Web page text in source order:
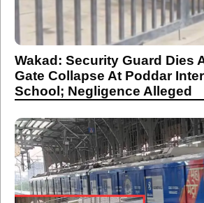
Wakad: Security Guard Dies
Gate Collapse At Poddar
School; Negligence Alleged